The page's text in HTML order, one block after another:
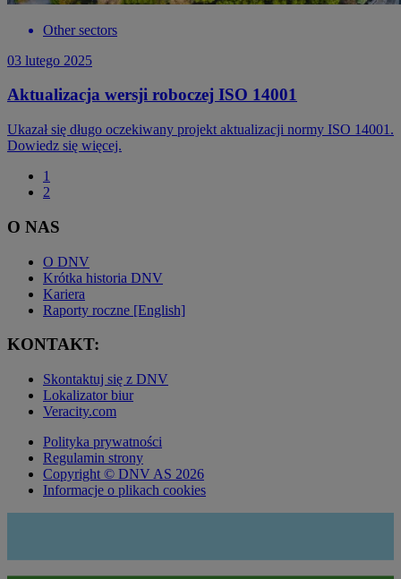
Other sectors
03 lutego 2025
Aktualizacja wersji roboczej ISO 14001
Ukazał się długo oczekiwany projekt aktualizacji normy ISO 14001.
Dowiedz się więcej.
1
2
O NAS
O DNV
Krótka historia DNV
Kariera
Raporty roczne [English]
KONTAKT:
Skontaktuj się z DNV
Lokalizator biur
Veracity.com
Polityka prywatności
Regulamin strony
Copyright © DNV AS 2026
Informacje o plikach cookies